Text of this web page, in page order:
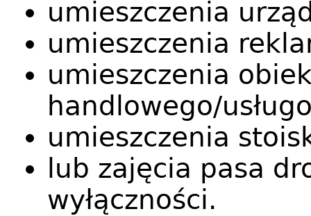
umieszczenia
umieszczenia
umieszczenia
handlowego/
umieszczenia
lub zajęcia pasa
wyłączności.